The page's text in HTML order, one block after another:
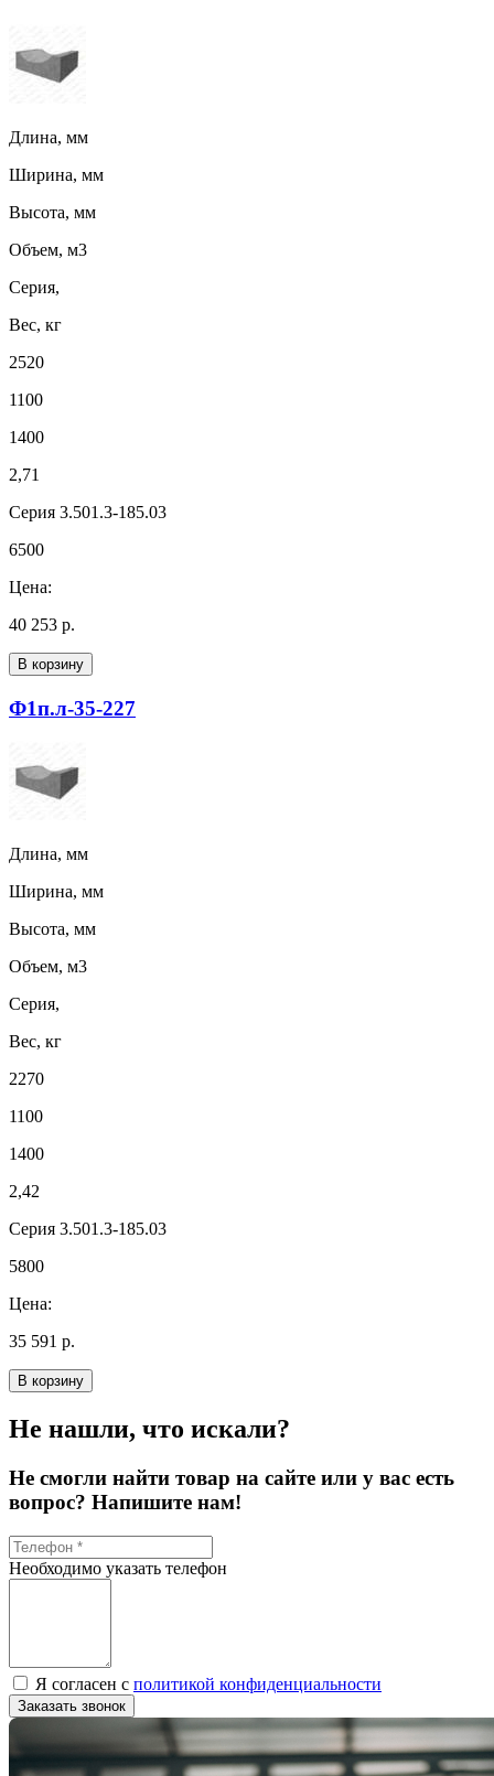
Длина, мм
Ширина, мм
Высота, мм
Объем, м3
Серия,
Вес, кг
2520
1100
1400
2,71
Серия 3.501.3-185.03
6500
Цена:
40 253 р.
В корзину
Ф1п.л-35-227
Длина, мм
Ширина, мм
Высота, мм
Объем, м3
Серия,
Вес, кг
2270
1100
1400
2,42
Серия 3.501.3-185.03
5800
Цена:
35 591 р.
В корзину
Не нашли, что искали?
Не смогли найти товар на сайте или у вас есть
вопрос? Напишите нам!
Необходимо указать телефон
Я согласен с политикой конфиденциальности
Заказать звонок